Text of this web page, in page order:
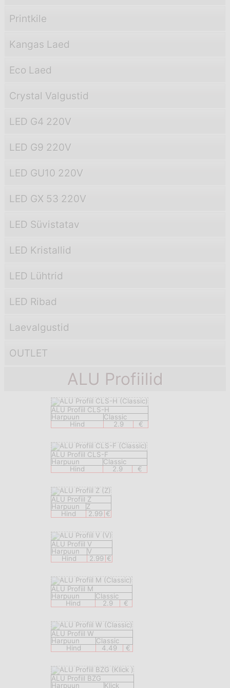
Printkile
Kangas Laed
Eco Laed
Crystal Valgustid
LED G4 220V
LED G9 220V
LED GU10 220V
LED GX 53 220V
LED Süvistatav
LED Kristallid
LED Lühtrid
LED Ribad
Laevаlgustid
OUTLET
ALU Profiilid
ALU Profiil CLS-H
Harpuun
Classic
Hind
2.9 €
ALU Profiil CLS-F
Harpuun
Classic
Hind
2.9 €
ALU Profiil Z
Harpuun
Z
Hind
2.99 €
ALU Profiil V
Harpuun
V
Hind
2.99 €
ALU Profiil M
Harpuun
Classic
Hind
2.9 €
ALU Profiil W
Harpuun
Classic
Hind
4.49 €
ALU Profiil BZG
Harpuun
Klick